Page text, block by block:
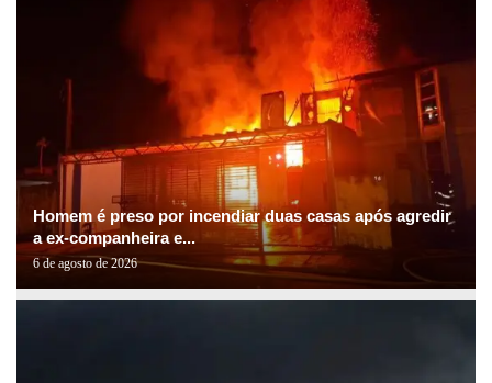
Homem é preso por incendiar duas casas após agredir
a ex-companheira e...
6 de agosto de 2026